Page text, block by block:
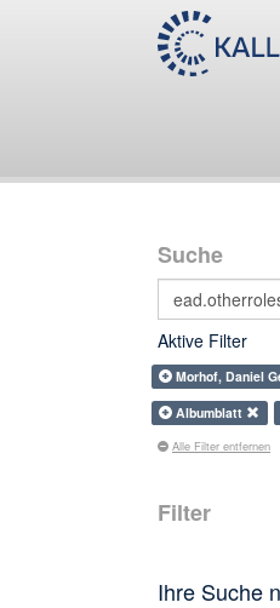
Suche
Aktive Filter
Morhof, Daniel
Albumblatt
Alle Filter entfernen
Filter
Ihre Suche